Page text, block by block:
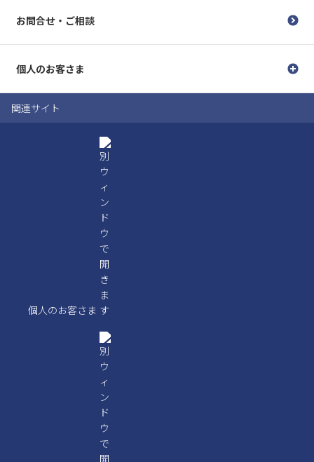
お問合せ・ご相談
個人のお客さま
関連サイト
個人のお客さま